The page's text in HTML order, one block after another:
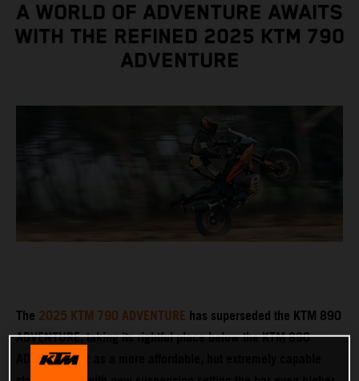
A WORLD OF ADVENTURE AWAITS
WITH THE REFINED 2025 KTM 790
ADVENTURE
The2025 KTM 790 ADVENTUREhas superseded the KTM 890
ADVENTURE, taking its rightful place below the KTM 890
ADVENTURE R as a more affordable, but extremely capable